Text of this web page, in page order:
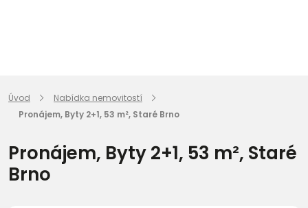
Úvod
Nabídka nemovitostí
Pronájem, Byty 2+1, 53 m², Staré Brno
Pronájem, Byty 2+1, 53 m², Staré
Brno